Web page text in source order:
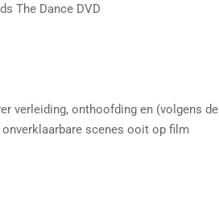
The Dance DVD
verleiding, onthoofding en (volgens de
scenes ooit op film